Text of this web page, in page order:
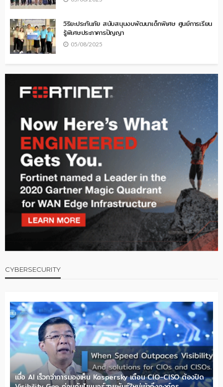
วิริยะประกันภัย สนับสนุนงบพัฒนาเด็กพิเศษ ศูนย์การเรียน
รู้พิเศษประภาคารปัญญา
05/08/2025
CYBERSECURITY
เมื่อ AI เร็วกว่าการมองเห็น Kaspersky เตือน CIO-CISO ต้องปิด